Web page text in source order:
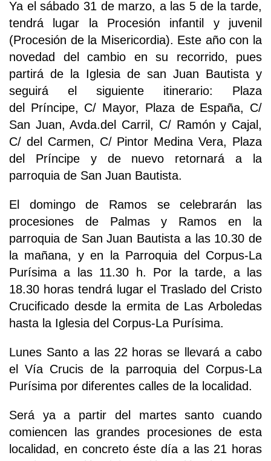
Ya el sábado 31 de marzo, a las 5 de la tarde,
tendrá lugar la Procesión infantil y juvenil
(Procesión de la Misericordia). Este año con la
novedad del cambio en su recorrido, pues
partirá de la Iglesia de san Juan Bautista y
seguirá el siguiente itinerario: Plaza
del Príncipe, C/ Mayor, Plaza de España, C/
San Juan, Avda.del Carril, C/ Ramón y Cajal,
C/ del Carmen, C/ Pintor Medina Vera, Plaza
del Príncipe y de nuevo retornará a la
parroquia de San Juan Bautista.
El domingo de Ramos se celebrarán las
procesiones de Palmas y Ramos en la
parroquia de San Juan Bautista a las 10.30 de
la mañana, y en la Parroquia del Corpus-La
Purísima a las 11.30 h. Por la tarde, a las
18.30 horas tendrá lugar el Traslado del Cristo
Crucificado desde la ermita de Las Arboledas
hasta la Iglesia del Corpus-La Purísima.
Lunes Santo a las 22 horas se llevará a cabo
el Vía Crucis de la parroquia del Corpus-La
Purísima por diferentes calles de la localidad.
Será ya a partir del martes santo cuando
comiencen las grandes procesiones de esta
localidad, en concreto éste día a las 21 horas